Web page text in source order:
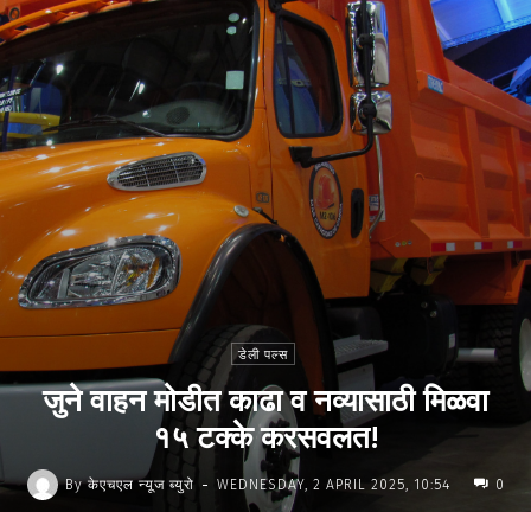
डेली पल्स
जुने वाहन मोडीत काढा व नव्यासाठी मिळवा
१५ टक्के करसवलत!
By केएचएल न्यूज ब्युरो - WEDNESDAY, 2 APRIL 2025, 10:54 0